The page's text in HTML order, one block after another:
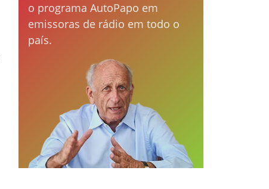
o programa AutoPapo em
emissoras de rádio em todo o
país.